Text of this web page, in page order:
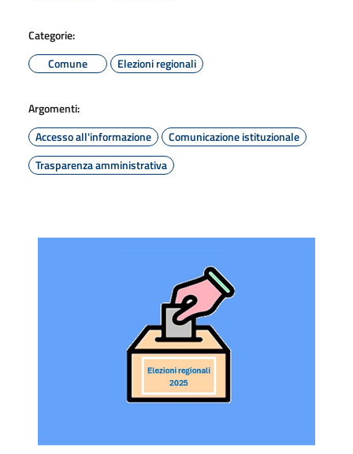
Categorie:
Comune
Elezioni regionali
Argomenti:
Accesso all'informazione
Comunicazione istituzionale
Trasparenza amministrativa